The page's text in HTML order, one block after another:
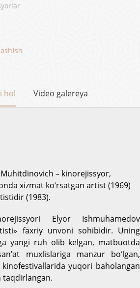
hol Video galereya
Muhitdinovich – kinorejissyor,
xizmat ko‘rsatgan artist(1969)
(1983).
Elyor Ishmuhamedov
faxriy unvoni sohibidir. Uning
yangi ruh olib kelgan, matbuotda
muxlislariga manzur bo‘lgan,
yuqori baholangan
taqdirlangan.